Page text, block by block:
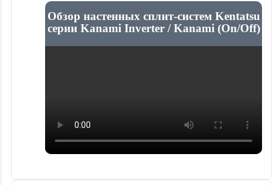
Обзор настенных сплит-систем Kentatsu
серии Kanami Inverter / Kanami (On/Off)